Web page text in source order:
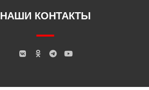
НАШИ КОНТАКТЫ